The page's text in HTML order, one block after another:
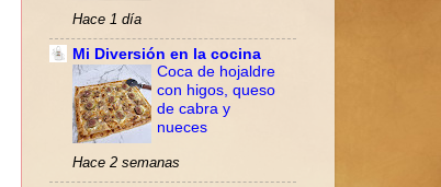
Hace 1 día
Mi Diversión en la cocina
Coca de hojaldre
con higos, queso
de cabra y
nueces
Hace 2 semanas